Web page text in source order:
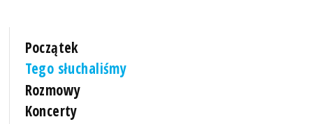
Początek
Tego słuchaliśmy
Rozmowy
Koncerty